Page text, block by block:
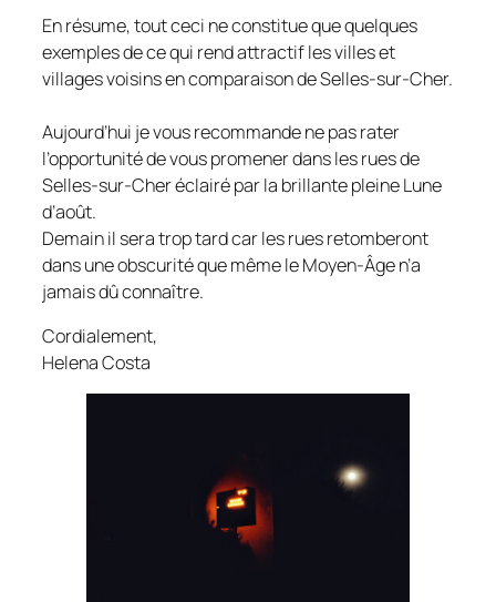
En résume, tout ceci ne constitue que quelques
exemples de ce qui rend attractif les villes et
villages voisins en comparaison de Selles-sur-Cher.
Aujourd’hui je vous recommande ne pas rater
l’opportunité de vous promener dans les rues de
Selles-sur-Cher éclairé par la brillante pleine Lune
d’août.
Demain il sera trop tard car les rues retomberont
dans une obscurité que même le Moyen-Âge n’a
jamais dû connaître.
Cordialement,
Helena Costa